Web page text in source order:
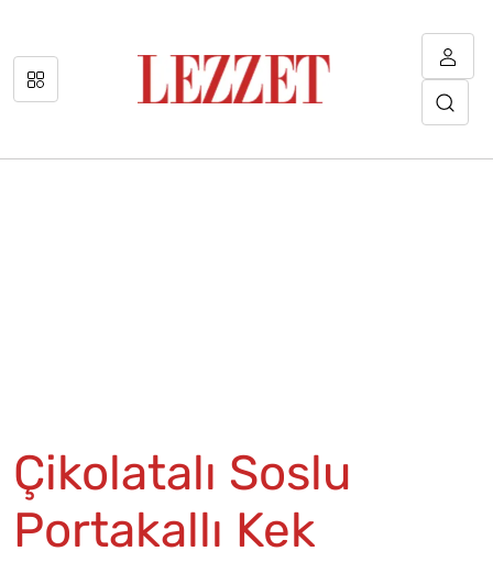
Çikolatalı Soslu
Portakallı Kek